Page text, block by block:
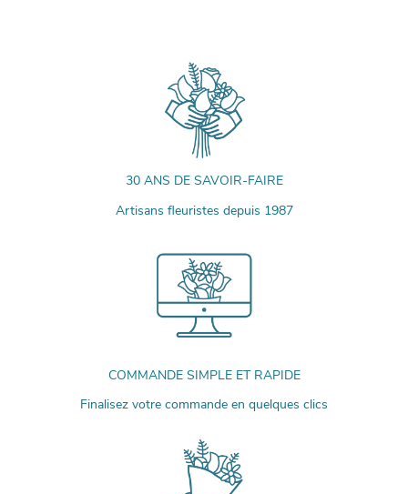
30 ANS DE SAVOIR-FAIRE
Artisans fleuristes depuis 1987
COMMANDE SIMPLE ET RAPIDE
Finalisez votre commande en quelques clics